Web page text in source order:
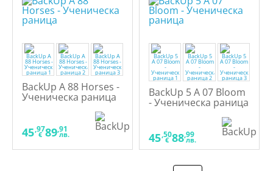
BackUp A 88 Horses -
Ученическа раница
45,97
€ 89,91
лв.
BackUp 5 А 07 Bloom
- Ученическа раница
45,50
€ 88,99
лв.